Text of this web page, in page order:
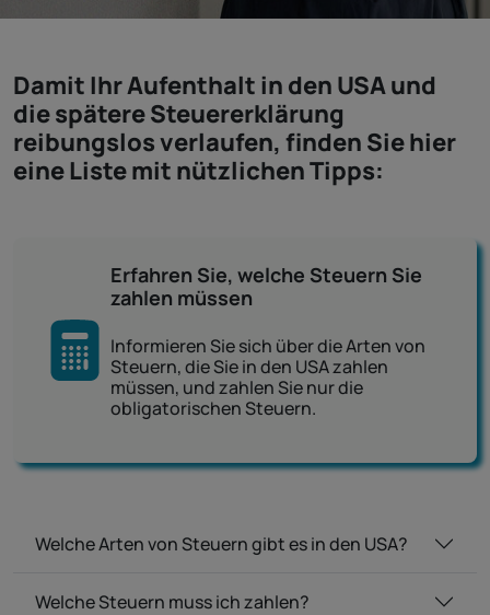
Damit Ihr Aufenthalt in den USA und
die spätere Steuererklärung
reibungslos verlaufen, finden Sie hier
eine Liste mit nützlichen Tipps:
Erfahren Sie, welche Steuern Sie
zahlen müssen
Informieren Sie sich über die Arten von
Steuern, die Sie in den USA zahlen
müssen, und zahlen Sie nur die
obligatorischen Steuern.
Welche Arten von Steuern gibt es in den USA?
Welche Steuern muss ich zahlen?